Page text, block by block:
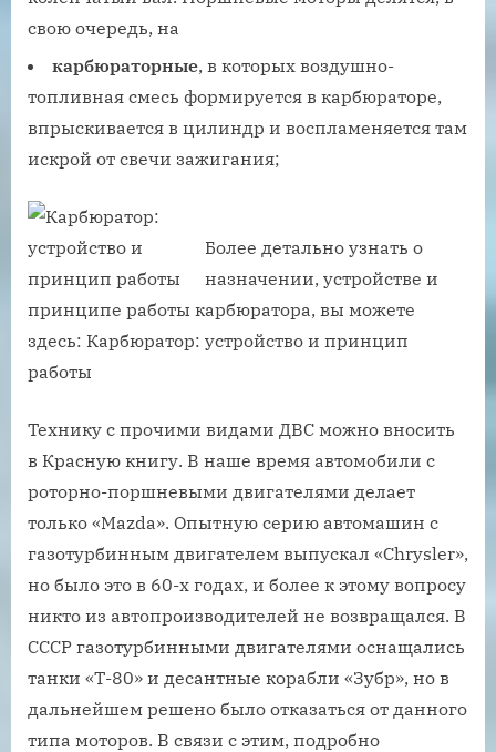
свою очередь, на
карбюраторные, в которых воздушно-
топливная смесь формируется в карбюраторе,
впрыскивается в цилиндр и воспламеняется там
искрой от свечи зажигания;
Более детально узнать о
назначении, устройстве и
принципе работы карбюратора, вы можете
здесь: Карбюратор: устройство и принцип
работы
Технику с прочими видами ДВС можно вносить
в Красную книгу. В наше время автомобили с
роторно-поршневыми двигателями делает
только «Mazda». Опытную серию автомашин с
газотурбинным двигателем выпускал «Chrysler»,
но было это в 60-х годах, и более к этому вопросу
никто из автопроизводителей не возвращался. В
СССР газотурбинными двигателями оснащались
танки «Т-80» и десантные корабли «Зубр», но в
дальнейшем решено было отказаться от данного
типа моторов. В связи с этим, подробно